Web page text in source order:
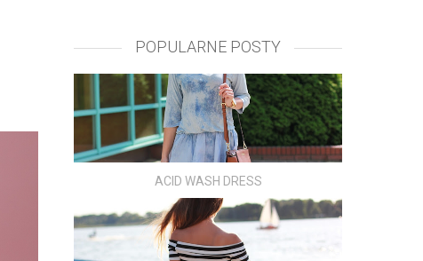
POPULARNE POSTY
ACID WASH DRESS